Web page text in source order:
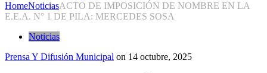
HomeNoticiasACTO DE IMPOSICIÓN DE NOMBRE EN LA
E.E.A. N° 1 DE PILA: MERCEDES SOSA
Noticias
Prensa Y Difusión Municipal on 14 octubre, 2025